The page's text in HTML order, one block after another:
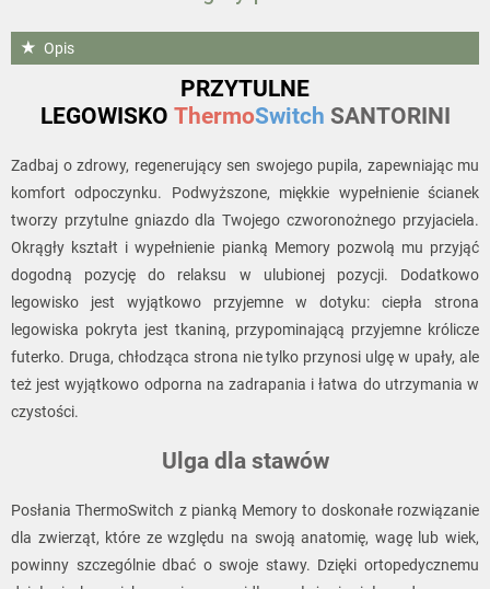
Opis
PRZYTULNE
LEGOWISKO ThermoSwitch SANTORINI
Zadbaj o zdrowy, regenerujący sen swojego pupila, zapewniając mu
komfort odpoczynku. Podwyższone, miękkie wypełnienie ścianek
tworzy przytulne gniazdo dla Twojego czworonożnego przyjaciela.
Okrągły kształt i wypełnienie pianką Memory pozwolą mu przyjąć
dogodną pozycję do relaksu w ulubionej pozycji. Dodatkowo
legowisko jest wyjątkowo przyjemne w dotyku: ciepła strona
legowiska pokryta jest tkaniną, przypominającą przyjemne królicze
futerko. Druga, chłodząca strona nie tylko przynosi ulgę w upały, ale
też jest wyjątkowo odporna na zadrapania i łatwa do utrzymania w
czystości.
Ulga dla stawów
Posłania ThermoSwitch z pianką Memory to doskonałe rozwiązanie
dla zwierząt, które ze względu na swoją anatomię, wagę lub wiek,
powinny szczególnie dbać o swoje stawy. Dzięki ortopedycznemu